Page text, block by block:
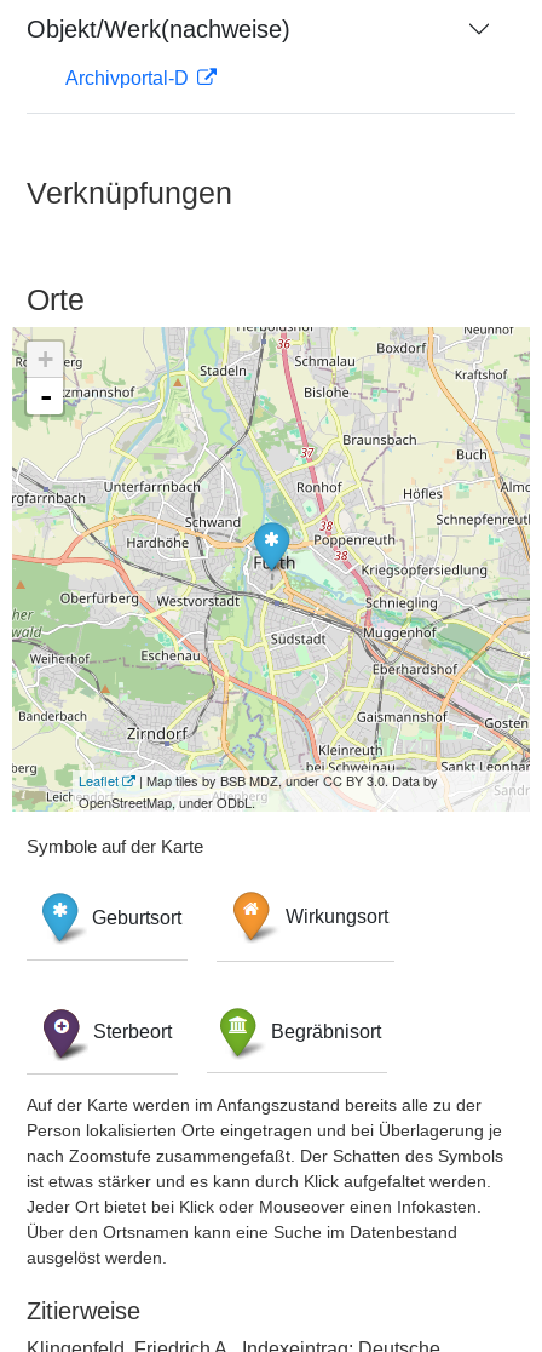
Objekt/Werk(nachweise)
Archivportal-D
Verknüpfungen
Orte
+
-
Leaflet
| Map tiles by BSB MDZ, under CC BY 3.0. Data by
OpenStreetMap, under ODbL.
Symbole auf der Karte
Geburtsort Wirkungsort
Sterbeort Begräbnisort
Auf der Karte werden im Anfangszustand bereits alle zu der
Person lokalisierten Orte eingetragen und bei Überlagerung je
nach Zoomstufe zusammengefaßt. Der Schatten des Symbols
ist etwas stärker und es kann durch Klick aufgefaltet werden.
Jeder Ort bietet bei Klick oder Mouseover einen Infokasten.
Über den Ortsnamen kann eine Suche im Datenbestand
ausgelöst werden.
Zitierweise